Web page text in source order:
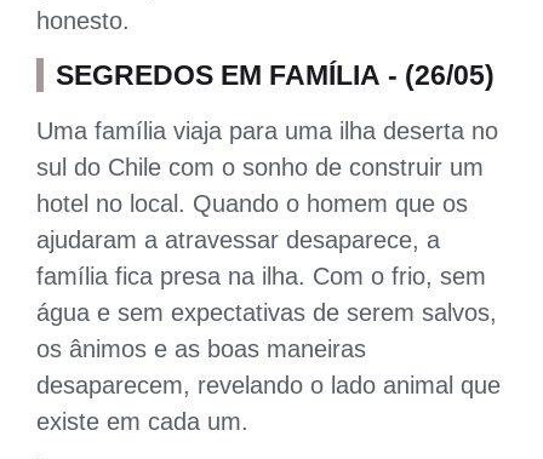
honesto.
SEGREDOS EM FAMÍLIA - (26/05)
Uma família viaja para uma ilha deserta no
sul do Chile com o sonho de construir um
hotel no local. Quando o homem que os
ajudaram a atravessar desaparece, a
família fica presa na ilha. Com o frio, sem
água e sem expectativas de serem salvos,
os ânimos e as boas maneiras
desaparecem, revelando o lado animal que
existe em cada um.